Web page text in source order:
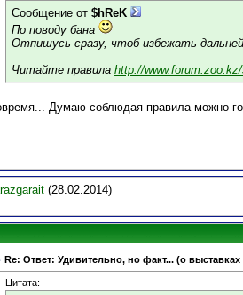
Сообщение от $hReK
По поводу бана
Отпишусь сразу, чтоб избежать
Читайте правила http://
Думаю соблюдая правила можно
(28.02.2014)
Re: Ответ: Удивительно, но факт... (о выставках
Цитата: